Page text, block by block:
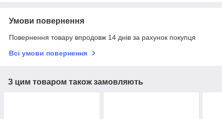
Умови повернення
Повернення товару впродовж 14 днів за рахунок покупця
Всі умови повернення
З цим товаром також замовляють